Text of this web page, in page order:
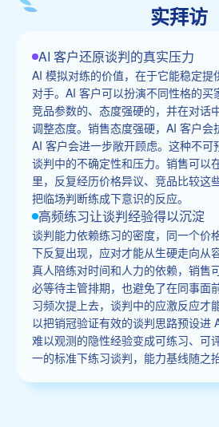
实拜访
AI 客户还原谈判的真实压力
AI 模拟对练的价值，在于它能稳定提
对手。AI 客户可以扮演不同性格的买
竞品参数的、态度强硬的，并在对话
调整态度。销售态度强硬，AI 客户会
AI 客户会进一步敞开顾虑。这种不可
谈判中的不确定性和压力。销售可以
里，反复经历价格异议、竞品比较这
把临场判断练成下意识的反应。
高频练习让谈判经验得以沉淀
谈判能力依赖练习的密度，同一个价
下反复出现，应对才能从生硬走向从
真人陪练对时间和人力的依赖，销售
必等待主管排期，也避免了在同事面
习频次提上去，谈判中的应激反应才
以把销冠验证有效的谈判思路预设进
难以观测的隐性经验变成可练习、可
一的标准下练习谈判，能力基线随之抬